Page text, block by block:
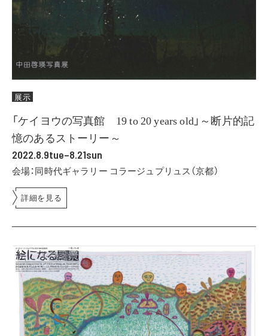
展示
「ケイヨウの写真館 19 to 20 years old」～断片的記
憶のあるストーリー～
2022.8.9tue–8.21sun
会場：同時代ギャラリー コラージュプリュス（京都）
詳細を見る